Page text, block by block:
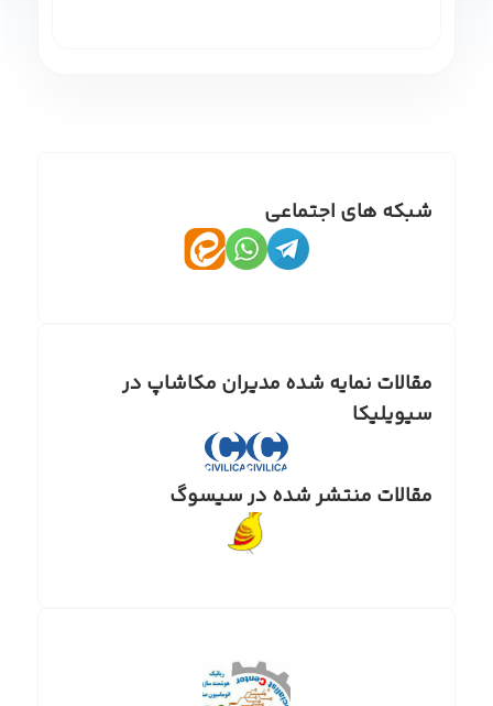
شبکه های اجتماعی
مقالات نمایه شده مدیران مکاشاپ در
سیویلیکا
مقالات منتشر شده در سیسوگ